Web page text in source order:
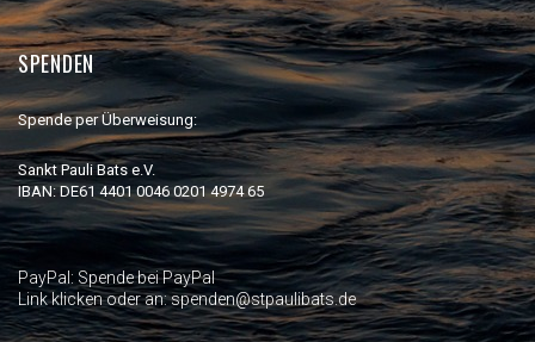
SPENDEN
Spende per Überweisung:
Sankt Pauli Bats e.V.
IBAN: DE61 4401 0046 0201 4974 65
PayPal: Spende bei PayPal
Link klicken oder an: spenden@stpaulibats.de